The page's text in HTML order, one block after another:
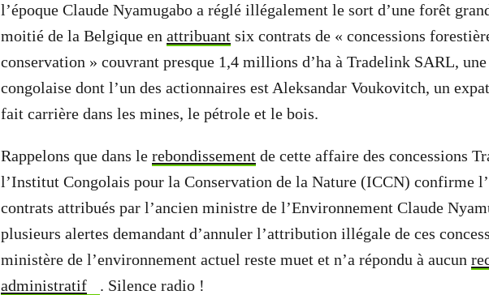
l’époque Claude Nyamugabo a réglé illégalement le sort d’une forêt
moitié de la Belgique en attribuant six contrats de « concessions
conservation » couvrant presque 1,4 millions d’ha à Tradelink SARL,
congolaise dont l’un des actionnaires est Aleksandar Voukovitch, un
fait carrière dans les mines, le pétrole et le bois.
Rappelons que dans le rebondissement de cette affaire des concessions
l’Institut Congolais pour la Conservation de la Nature (ICCN) confirme
contrats attribués par l’ancien ministre de l’Environnement Claude
plusieurs alertes demandant d’annuler l’attribution illégale de ces
ministère de l’environnement actuel reste muet et n’a répondu à aucun
administratif
. Silence radio !